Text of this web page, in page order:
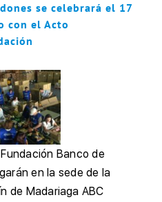
se celebrará el 17
con el Acto
Banco de
en la sede de la
de Madariaga ABC